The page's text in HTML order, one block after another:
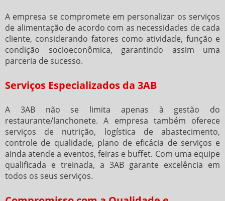
A empresa se compromete em personalizar os serviços
de alimentação de acordo com as necessidades de cada
cliente, considerando fatores como atividade, função e
condição socioeconômica, garantindo assim uma
parceria de sucesso.
Serviços Especializados da 3AB
A 3AB não se limita apenas à gestão do
restaurante/lanchonete. A empresa também oferece
serviços de nutrição, logística de abastecimento,
controle de qualidade, plano de eficácia de serviços e
ainda atende a eventos, feiras e buffet. Com uma equipe
qualificada e treinada, a 3AB garante excelência em
todos os seus serviços.